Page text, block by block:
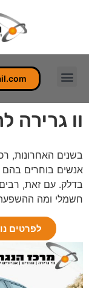
וו גרירה
בשנים האחרונות,
אנשים בוחרים בהם
בדלק. עם זאת, רבים
חשמלי ומה
לפרטים